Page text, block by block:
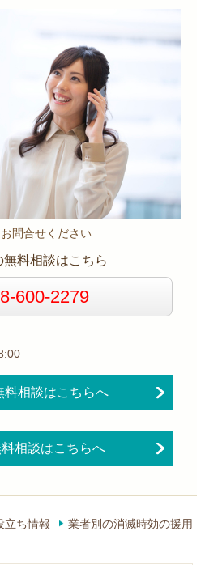
問合せください
無料相談はこちら
600-2279
料相談はこちらへ
相談はこちらへ
立ち情報 業者別の消滅時効の援用